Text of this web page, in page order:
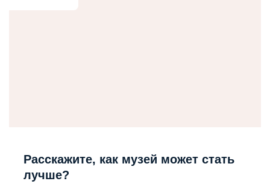
Расскажите, как музей может стать
лучше?